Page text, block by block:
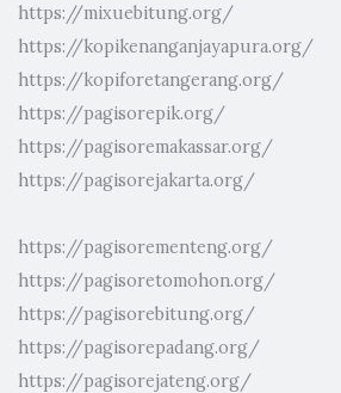
https://mixuebitung.org/
https://kopikenanganjayapura.org/
https://kopiforetangerang.org/
https://pagisorepik.org/
https://pagisoremakassar.org/
https://pagisorejakarta.org/
https://pagisorementeng.org/
https://pagisoretomohon.org/
https://pagisorebitung.org/
https://pagisorepadang.org/
https://pagisorejateng.org/